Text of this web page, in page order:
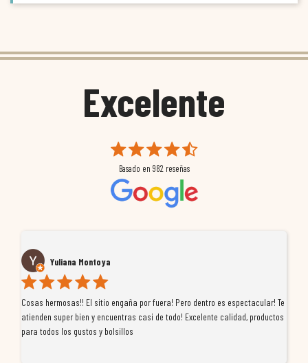
Excelente
Basado en 982 reseñas
Yuliana Montoya
Cosas hermosas!! El sitio engaña por fuera! Pero dentro es espectacular! Te
atienden super bien y encuentras casi de todo! Excelente calidad, productos
para todos los gustos y bolsillos